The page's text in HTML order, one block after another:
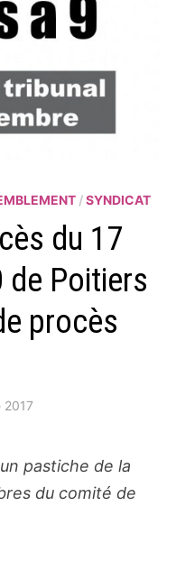
/SYNDICAT
du 17
de Poitiers
procès
2017
pastiche de la
du comité de